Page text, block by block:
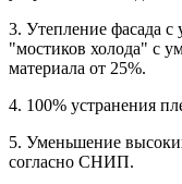
3. Утепление фасада с
"мостиков холода" с
материала от 25%.
4. 100% устранения
5. Уменьшение
согласно СНИП.